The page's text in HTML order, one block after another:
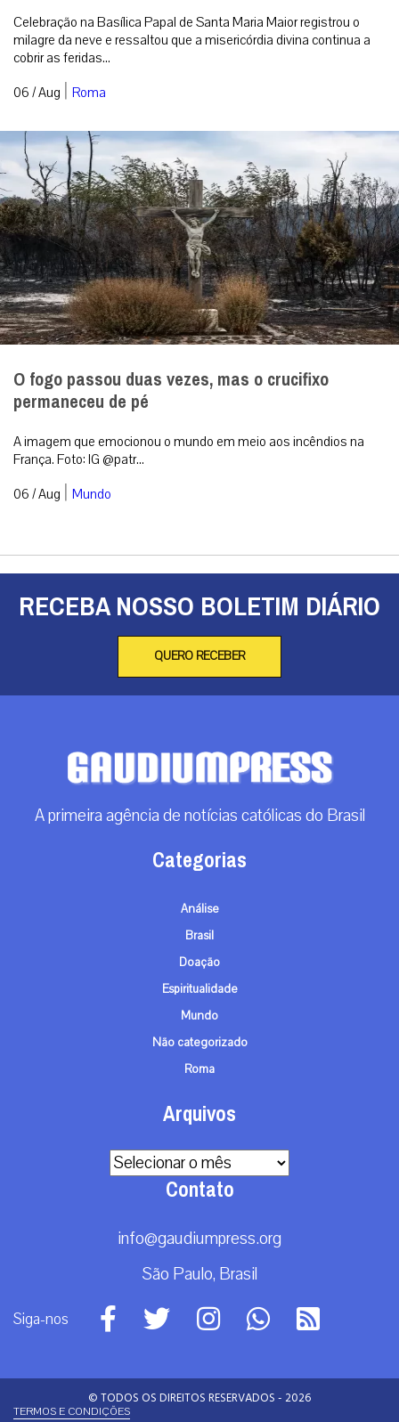
Celebração na Basílica Papal de Santa Maria Maior registrou o
milagre da neve e ressaltou que a misericórdia divina continua a
cobrir as feridas...
06 / Aug | Roma
O fogo passou duas vezes, mas o crucifixo
permaneceu de pé
A imagem que emocionou o mundo em meio aos incêndios na
França. Foto: IG @patr...
06 / Aug | Mundo
RECEBA NOSSO BOLETIM DIÁRIO
QUERO RECEBER
A primeira agência de notícias católicas do Brasil
Categorias
Análise
Brasil
Doação
Espiritualidade
Mundo
Não categorizado
Roma
Arquivos
Arquivos
Contato
info@gaudiumpress.org
São Paulo, Brasil
Siga-nos
© TODOS OS DIREITOS RESERVADOS - 2026
TERMOS E CONDIÇÕES